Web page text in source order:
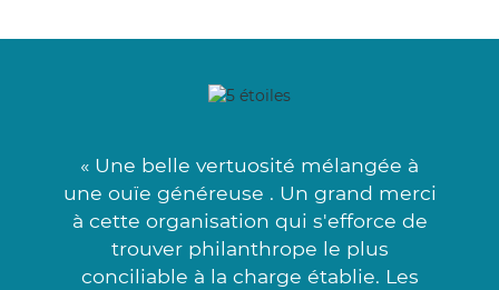
« Une belle vertuosité mélangée à
une ouïe généreuse . Un grand merci
à cette organisation qui s'efforce de
trouver philanthrope le plus
conciliable à la charge établie. Les